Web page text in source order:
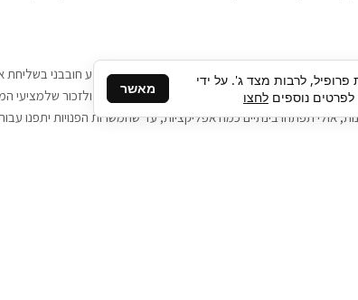
הגדול, הלא הוא ראיון עבודה, יש צורך ביותר מידע חובבני בשליחת
בתהליך חיפוש משרות בעידן המסרים המידיים, ולזכור שלמציעי
תפתחו בינתיים כמה אפליקציות, עד שהמשרות הפנויות יתפנו
לרבות מצד ג'. על ידי
נוספים לחצו
מאשר